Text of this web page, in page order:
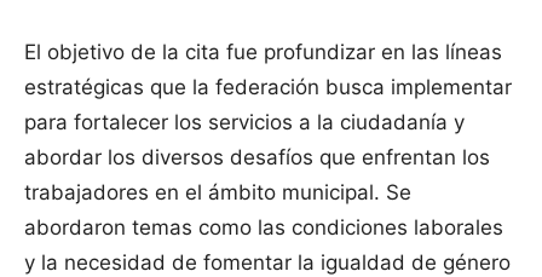
El objetivo de la cita fue profundizar en las líneas
estratégicas que la federación busca implementar
para fortalecer los servicios a la ciudadanía y
abordar los diversos desafíos que enfrentan los
trabajadores en el ámbito municipal. Se
abordaron temas como las condiciones laborales
y la necesidad de fomentar la igualdad de género